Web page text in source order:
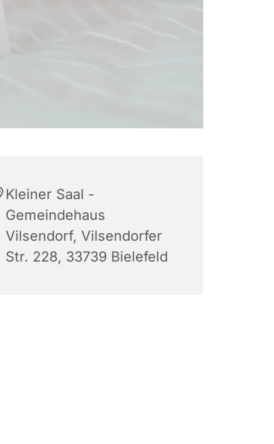
Kleiner Saal -
Gemeindehaus
Vilsendorf, Vilsendorfer
Str. 228, 33739 Bielefeld